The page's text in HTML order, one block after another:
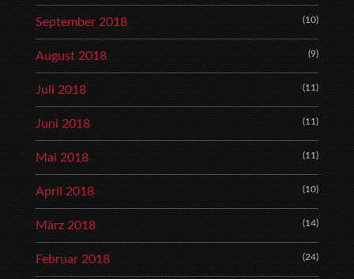
September 2018 (10)
August 2018 (9)
Juli 2018 (11)
Juni 2018 (11)
Mai 2018 (11)
April 2018 (10)
März 2018 (14)
Februar 2018 (24)